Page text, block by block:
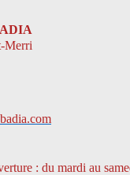
Merri
: du mardi au